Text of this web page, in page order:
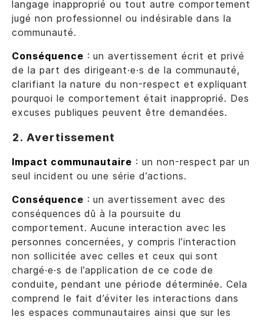
langage inapproprié ou tout autre comportement
jugé non professionnel ou indésirable dans la
communauté.
Conséquence : un avertissement écrit et privé
de la part des dirigeant·e·s de la communauté,
clarifiant la nature du non-respect et expliquant
pourquoi le comportement était inapproprié. Des
excuses publiques peuvent être demandées.
2. Avertissement
Impact communautaire : un non-respect par un
seul incident ou une série d’actions.
Conséquence : un avertissement avec des
conséquences dû à la poursuite du
comportement. Aucune interaction avec les
personnes concernées, y compris l’interaction
non sollicitée avec celles et ceux qui sont
chargé·e·s de l’application de ce code de
conduite, pendant une période déterminée. Cela
comprend le fait d’éviter les interactions dans
les espaces communautaires ainsi que sur les